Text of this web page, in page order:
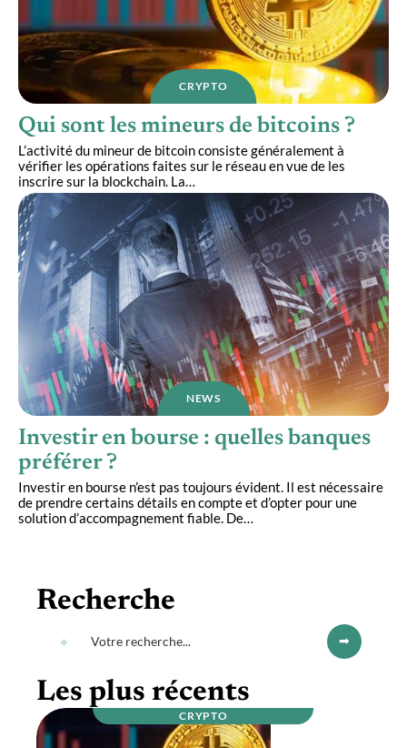
CRYPTO
Qui sont les mineurs de bitcoins ?
L’activité du mineur de bitcoin consiste généralement à
vérifier les opérations faites sur le réseau en vue de les
inscrire sur la blockchain. La…
NEWS
Investir en bourse : quelles banques
préférer ?
Investir en bourse n’est pas toujours évident. Il est nécessaire
de prendre certains détails en compte et d’opter pour une
solution d’accompagnement fiable. De…
Recherche
Les plus récents
CRYPTO